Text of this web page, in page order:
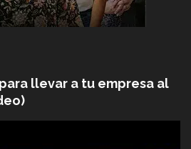
llevar a tu empresa al